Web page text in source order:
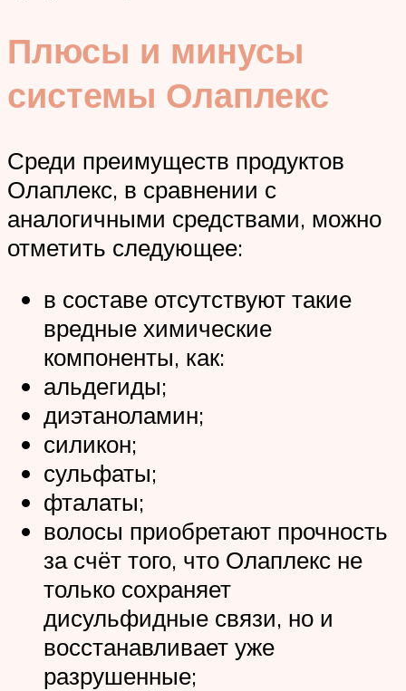
Плюсы и минусы
системы Олаплекс
Среди преимуществ продуктов
Олаплекс, в сравнении с
аналогичными средствами, можно
отметить следующее:
в составе отсутствуют такие
вредные химические
компоненты, как:
альдегиды;
диэтаноламин;
силикон;
сульфаты;
фталаты;
волосы приобретают прочность
за счёт того, что Олаплекс не
только сохраняет
дисульфидные связи, но и
восстанавливает уже
разрушенные;